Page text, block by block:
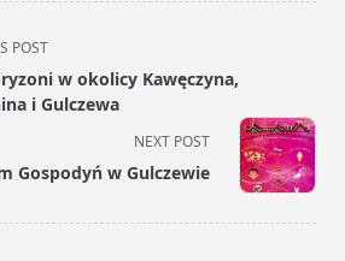
POST
w okolicy Kawęczyna,
i Gulczewa
NEXT POST
Gospodyń w Gulczewie